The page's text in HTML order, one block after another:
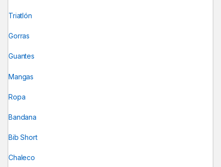
Triatlón
Gorras
Guantes
Mangas
Ropa
Bandana
Bib Short
Chaleco